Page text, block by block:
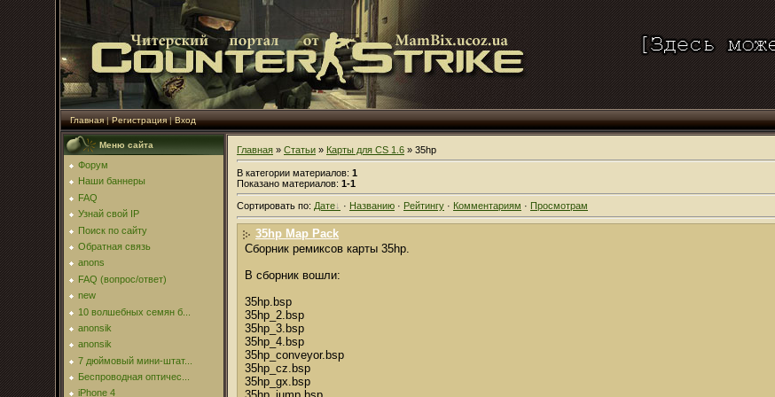
Главная|Регистрация|Вход
Меню сайта
Форум
Наши баннеры
FAQ
Узнай свой IP
Поиск по сайту
Обратная связь
anons
FAQ (вопрос/ответ)
new
10 волшебных семян б...
anonsik
anonsik
7 дюймовый мини-штат...
Беспроводная оптичес...
iPhone 4
Главная » Статьи » Карты для CS 1.6 » 35hp
В категории материалов: 1
Показано материалов: 1-1
Сортировать по: Дате · Названию · Рейтингу · Комментариям · Просмотрам
35hp Map Pack
Сборник ремиксов карты 35hp.
В сборник вошли:
35hp.bsp
35hp_2.bsp
35hp_3.bsp
35hp_4.bsp
35hp_conveyor.bsp
35hp_cz.bsp
35hp_gx.bsp